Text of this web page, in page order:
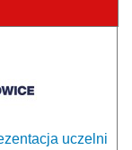
uczelni